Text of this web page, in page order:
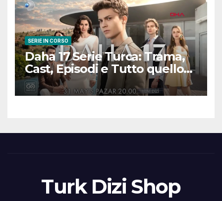
SERIE IN CORSO
Daha 17 Serie Turca: Trama,
Cast, Episodi e Tutto quello
che Devi Sapere
Turk Dizi Shop